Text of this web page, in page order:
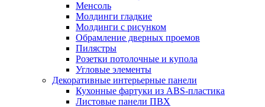
Менсоль
Молдинги гладкие
Молдинги с рисунком
Обрамление дверных проемов
Пилястры
Розетки потолочные и купола
Угловые элементы
Декоративные интерьерные панели
Кухонные фартуки из ABS-пластика
Листовые панели ПВХ